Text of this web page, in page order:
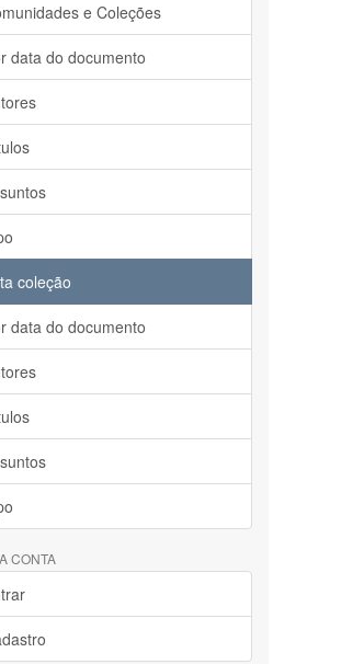
e Coleções
data do documento
coleção
data do documento
CONTA